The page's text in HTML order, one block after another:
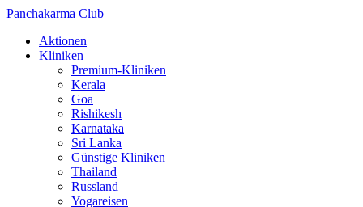
Panchakarma Club
Aktionen
Kliniken
Premium-Kliniken
Kerala
Goa
Rishikesh
Karnataka
Sri Lanka
Günstige Kliniken
Thailand
Russland
Yogareisen